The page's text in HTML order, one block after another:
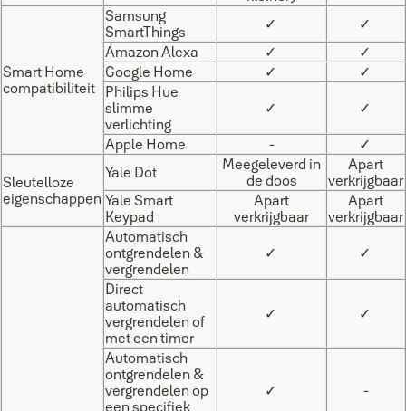
Smart Home
compatibiliteit
Samsung
SmartThings
✓
✓
Amazon Alexa
✓
✓
Google Home
✓
✓
Philips Hue
slimme
verlichting
✓
✓
Apple Home
- ✓
Sleutelloze
eigenschappen
Yale Dot
Meegeleverd in
de doos
Apart
verkrijgbaar
Yale Smart
Keypad
Apart
verkrijgbaar
Apart
verkrijgbaar
Automatisch
ontgrendelen &
vergrendelen
✓
✓
Direct
automatisch
vergrendelen of
met een timer
✓ ✓
Automatisch
ontgrendelen &
vergrendelen op
een specifiek
✓ -